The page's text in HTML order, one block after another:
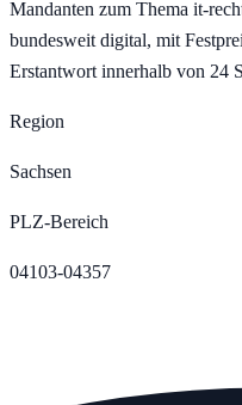
Mandanten zum Thema it-
bundesweit digital, mit
Erstantwort innerhalb von 24
Region
Sachsen
PLZ-Bereich
04103-04357